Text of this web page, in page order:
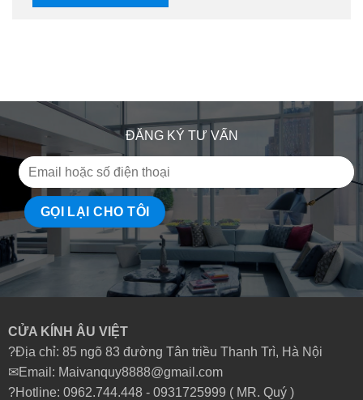
ĐĂNG KÝ TƯ VẤN
CỬA KÍNH ÂU VIỆT
?Địa chỉ: 85 ngõ 83 đường Tân triều Thanh Trì, Hà Nội
✉Email: Maivanquy8888@gmail.com
?Hotline: 0962.744.448 - 0931725999 ( MR. Quý )